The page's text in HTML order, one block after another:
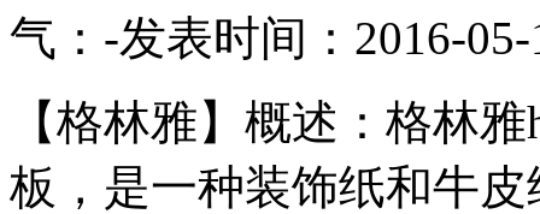
气： -发表时间：2016-
【格林雅】概述：格林
板，是一种装饰纸和牛